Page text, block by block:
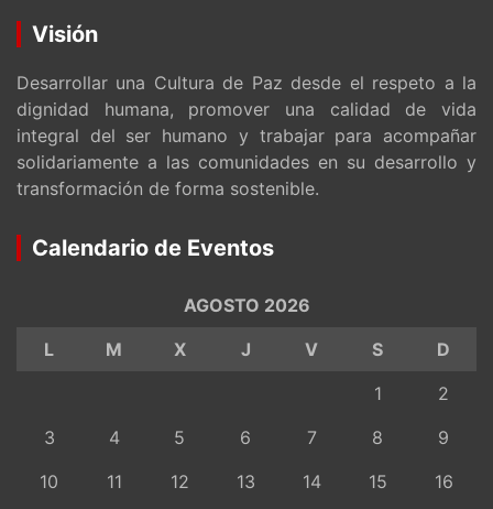
Visión
Desarrollar una Cultura de Paz desde el respeto a la
dignidad humana, promover una calidad de vida
integral del ser humano y trabajar para acompañar
solidariamente a las comunidades en su desarrollo y
transformación de forma sostenible.
Calendario de Eventos
AGOSTO 2026
L
M X J V S
D
1
2
3
4 5 6 7 8
9
10
11 12 13 14 15 16